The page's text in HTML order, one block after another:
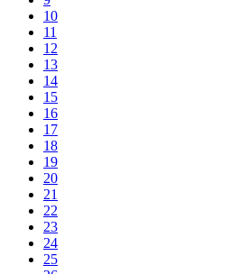
10
11
12
13
14
15
16
17
18
19
20
21
22
23
24
25